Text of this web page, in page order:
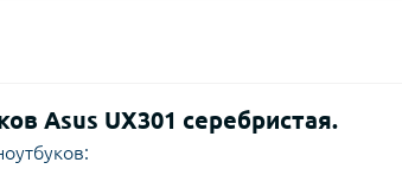
Asus UX301 серебристая.